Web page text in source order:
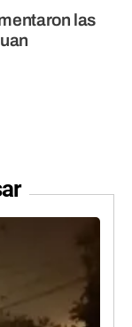
las